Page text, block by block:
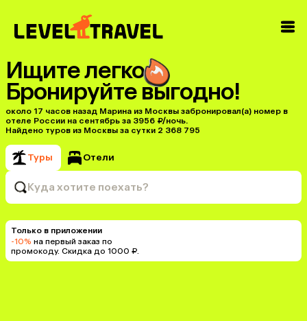
Ищите легко
Бронируйте выгодно!
около 17 часов назад Марина из Москвы забронировал(а) номер в
отеле России на сентябрь за 3956 ₽/ночь.
Найдено туров из Москвы за сутки 2 368 795
Туры Отели
Куда хотите поехать?
Только в приложении
-10% на первый заказ по
промокоду. Скидка до 1000 ₽.